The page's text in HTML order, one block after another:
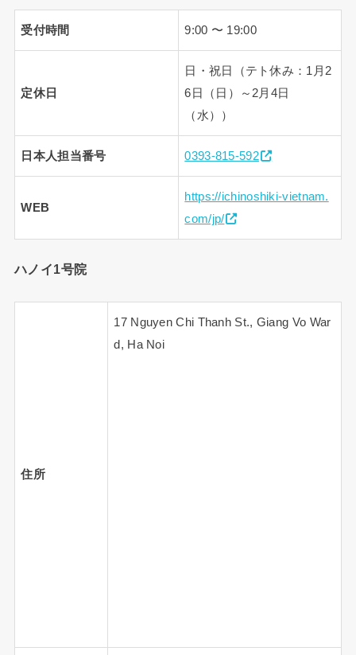
受付時間 9:00 〜 19:00
定休日
日・祝日（テト休み：1月2
6日（日）～2月4日
（水））
日本人担当番号 0393-815-592
WEB
https://ichinoshiki-vietnam.
com/jp/
ハノイ1号院
住所
17 Nguyen Chi Thanh St., Giang Vo War
d, Ha Noi